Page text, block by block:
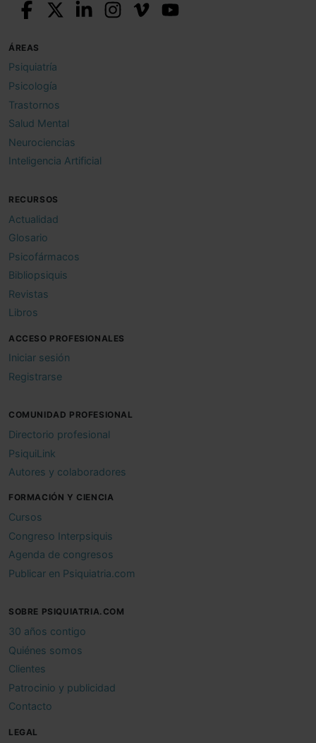
ÁREAS
Psiquiatría
Psicología
Trastornos
Salud Mental
Neurociencias
Inteligencia Artificial
RECURSOS
Actualidad
Glosario
Psicofármacos
Bibliopsiquis
Revistas
Libros
ACCESO PROFESIONALES
Iniciar sesión
Registrarse
COMUNIDAD PROFESIONAL
Directorio profesional
PsiquiLink
Autores y colaboradores
FORMACIÓN Y CIENCIA
Cursos
Congreso Interpsiquis
Agenda de congresos
Publicar en Psiquiatria.com
SOBRE PSIQUIATRIA.COM
30 años contigo
Quiénes somos
Clientes
Patrocinio y publicidad
Contacto
LEGAL